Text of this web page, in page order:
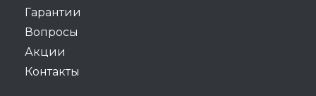
Гарантии
Вопросы
Акции
Контакты